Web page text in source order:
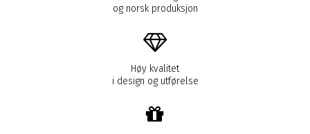
og norsk produksjon
Høy kvalitet
i design og utførelse